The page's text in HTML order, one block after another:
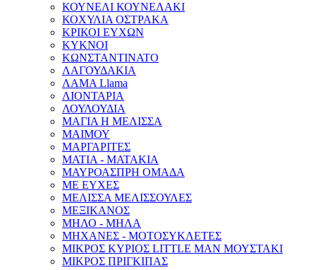
ΚΟΥΝΕΛΙ ΚΟΥΝΕΛΑΚΙ
ΚΟΧΥΛΙΑ ΟΣΤΡΑΚΑ
ΚΡΙΚΟΙ ΕΥΧΩΝ
ΚΥΚΝΟΙ
ΚΩΝΣΤΑΝΤΙΝΑΤΟ
ΛΑΓΟΥΔΑΚΙΑ
ΛΑΜΑ Llama
ΛΙΟΝΤΑΡΙΑ
ΛΟΥΛΟΥΔΙΑ
ΜΑΓΙΑ Η ΜΕΛΙΣΣΑ
ΜΑΙΜΟΥ
ΜΑΡΓΑΡΙΤΕΣ
ΜΑΤΙΑ - ΜΑΤΑΚΙΑ
ΜΑΥΡΟΑΣΠΡΗ ΟΜΑΔΑ
ΜΕ ΕΥΧΕΣ
ΜΕΛΙΣΣΑ ΜΕΛΙΣΣΟΥΛΕΣ
ΜΕΞΙΚΑΝΟΣ
ΜΗΛΟ - ΜΗΛΑ
ΜΗΧΑΝΕΣ - ΜΟΤΟΣΥΚΛΕΤΕΣ
ΜΙΚΡΟΣ ΚΥΡΙΟΣ LITTLE MAN ΜΟΥΣΤΑΚΙ
ΜΙΚΡΟΣ ΠΡΙΓΚΙΠΑΣ